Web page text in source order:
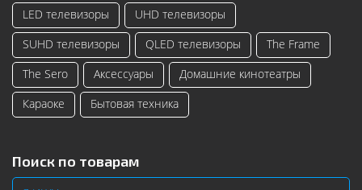
LED телевизоры
UHD телевизоры
SUHD телевизоры
QLED телевизоры
The Frame
The Sero
Аксессуары
Домашние кинотеатры
Караоке
Бытовая техника
Поиск по товарам